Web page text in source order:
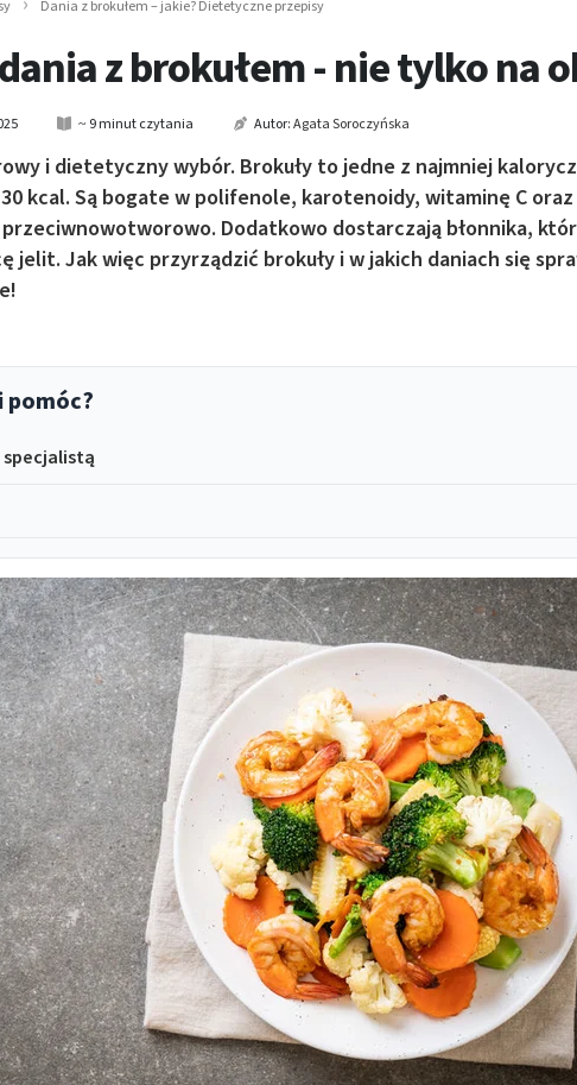
Dania z brokułem – jakie? Dietetyczne przepisy
z brokułem - nie tylko na
~ 9 minut czytania Autor:Agata Soroczyńska
i dietetyczny wybór. Brokuły to jedne z najmniej
kcal. Są bogate w polifenole, karotenoidy, witaminę C oraz
Dodatkowo dostarczają błonnika,
jelit. Jak więc przyrządzić brokuły i w jakich daniach się
pomóc?